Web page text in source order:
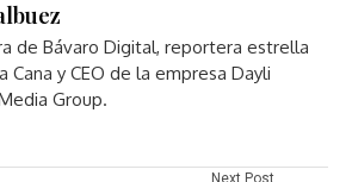
de Bávaro Digital, reportera estrella
Cana y CEO de la empresa Dayli
Group.
Next Post